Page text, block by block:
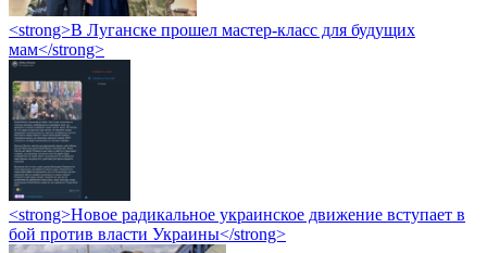
<strong>В Луганске прошел мастер-класс для будущих
мам</strong>
<strong>Новое радикальное украинское движение вступает в
бой против власти Украины</strong>